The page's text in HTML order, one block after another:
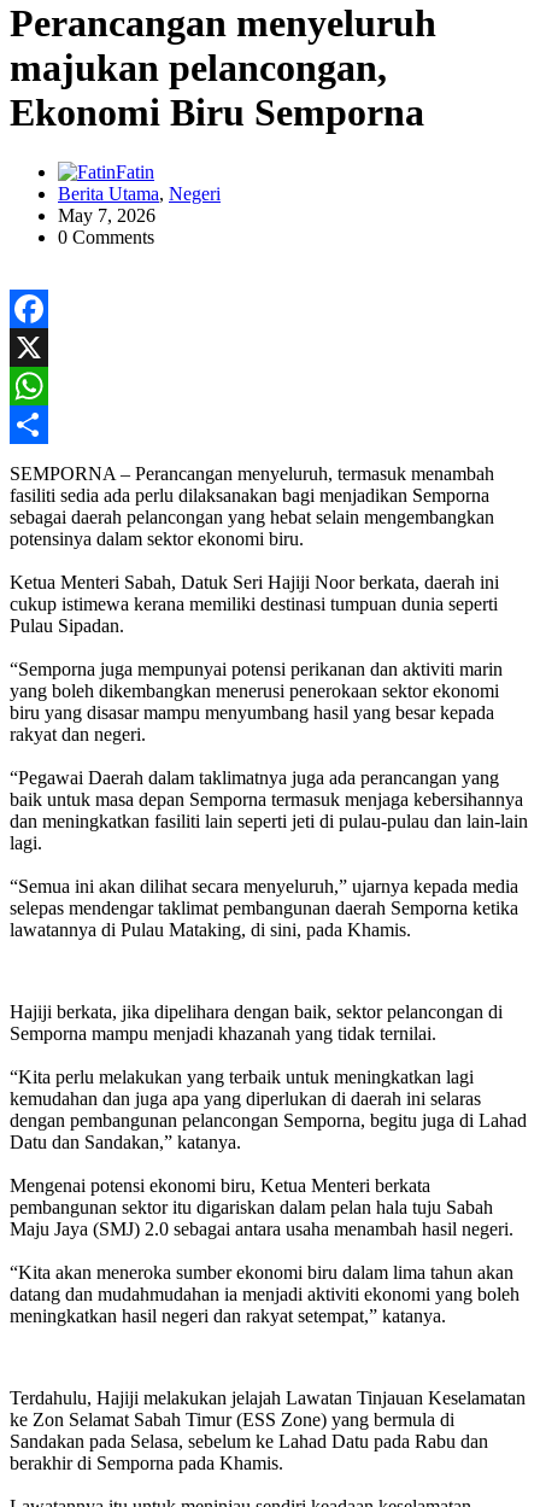
Perancangan menyeluruh
majukan pelancongan,
Ekonomi Biru Semporna
Fatin
Berita Utama, Negeri
May 7, 2026
0 Comments
Facebook
X
WhatsApp
Share
SEMPORNA – Perancangan menyeluruh, termasuk menambah
fasiliti sedia ada perlu dilaksanakan bagi menjadikan Semporna
sebagai daerah pelancongan yang hebat selain mengembangkan
potensinya dalam sektor ekonomi biru.
Ketua Menteri Sabah, Datuk Seri Hajiji Noor berkata, daerah ini
cukup istimewa kerana memiliki destinasi tumpuan dunia seperti
Pulau Sipadan.
“Semporna juga mempunyai potensi perikanan dan aktiviti marin
yang boleh dikembangkan menerusi penerokaan sektor ekonomi
biru yang disasar mampu menyumbang hasil yang besar kepada
rakyat dan negeri.
“Pegawai Daerah dalam taklimatnya juga ada perancangan yang
baik untuk masa depan Semporna termasuk menjaga kebersihannya
dan meningkatkan fasiliti lain seperti jeti di pulau-pulau dan lain-lain
lagi.
“Semua ini akan dilihat secara menyeluruh,” ujarnya kepada media
selepas mendengar taklimat pembangunan daerah Semporna ketika
lawatannya di Pulau Mataking, di sini, pada Khamis.
Hajiji berkata, jika dipelihara dengan baik, sektor pelancongan di
Semporna mampu menjadi khazanah yang tidak ternilai.
“Kita perlu melakukan yang terbaik untuk meningkatkan lagi
kemudahan dan juga apa yang diperlukan di daerah ini selaras
dengan pembangunan pelancongan Semporna, begitu juga di Lahad
Datu dan Sandakan,” katanya.
Mengenai potensi ekonomi biru, Ketua Menteri berkata
pembangunan sektor itu digariskan dalam pelan hala tuju Sabah
Maju Jaya (SMJ) 2.0 sebagai antara usaha menambah hasil negeri.
“Kita akan meneroka sumber ekonomi biru dalam lima tahun akan
datang dan mudahmudahan ia menjadi aktiviti ekonomi yang boleh
meningkatkan hasil negeri dan rakyat setempat,” katanya.
Terdahulu, Hajiji melakukan jelajah Lawatan Tinjauan Keselamatan
ke Zon Selamat Sabah Timur (ESS Zone) yang bermula di
Sandakan pada Selasa, sebelum ke Lahad Datu pada Rabu dan
berakhir di Semporna pada Khamis.